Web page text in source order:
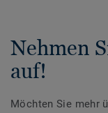
Nehmen
auf!
Möchten Sie mehr